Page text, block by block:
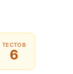
ТЕСТОВ
6